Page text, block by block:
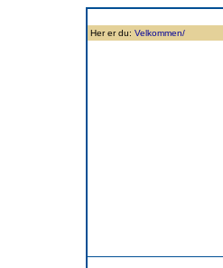
Her er du: Velkommen/